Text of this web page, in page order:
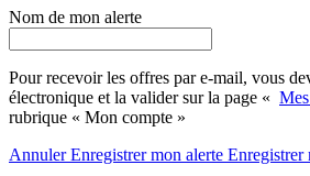
Nom de mon alerte
Pour recevoir les offres par e-mail, vous
électronique et la valider sur la page «
rubrique « Mon compte »
AnnulerEnregistrer mon alerte Enregistrer